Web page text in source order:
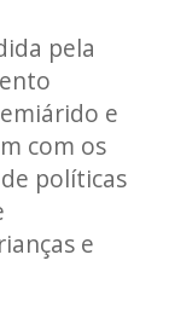
pela
e
com os
políticas
e